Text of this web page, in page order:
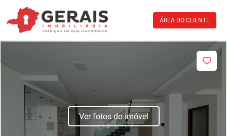
ÁREA DO CLIENTE
Ver fotos do imóvel